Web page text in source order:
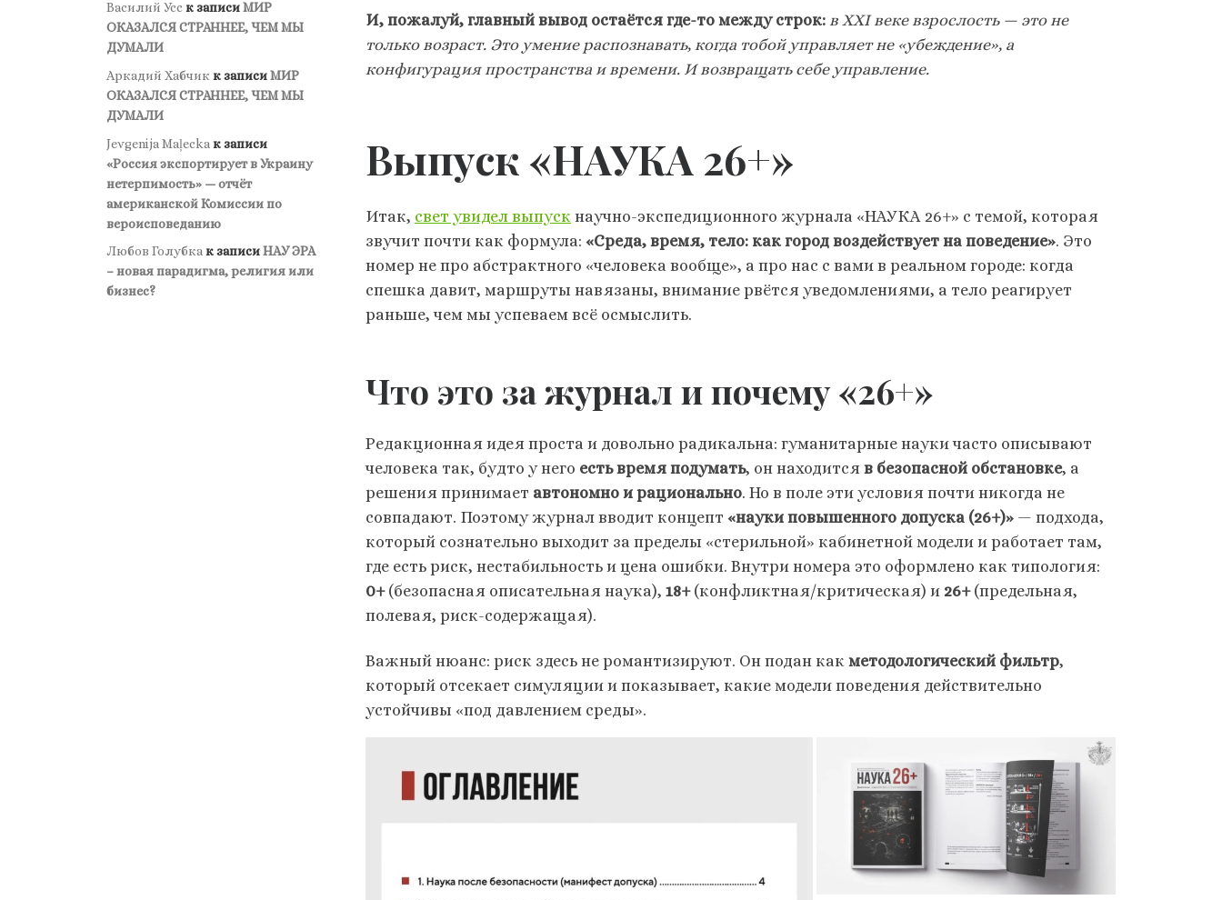
И, пожалуй, главный вывод остаётся где-то между строк: в XXI веке взрослость — это не
только возраст. Это умение распознавать, когда тобой управляет не «убеждение», а
конфигурация пространства и времени. И возвращать себе управление.
Выпуск «НАУКА 26+»
Итак, свет увидел выпуск научно-экспедиционного журнала «НАУКА 26+» с темой, которая
звучит почти как формула: «Среда, время, тело: как город воздействует на поведение». Это
номер не про абстрактного «человека вообще», а про нас с вами в реальном городе: когда
спешка давит, маршруты навязаны, внимание рвётся уведомлениями, а тело реагирует
раньше, чем мы успеваем всё осмыслить.
Что это за журнал и почему «26+»
Редакционная идея проста и довольно радикальна: гуманитарные науки часто описывают
человека так, будто у него есть время подумать, он находится в безопасной обстановке, а
решения принимает автономно и рационально. Но в поле эти условия почти никогда не
совпадают. Поэтому журнал вводит концепт «науки повышенного допуска (26+)» — подхода,
который сознательно выходит за пределы «стерильной» кабинетной модели и работает там,
где есть риск, нестабильность и цена ошибки. Внутри номера это оформлено как типология:
0+(безопасная описательная наука), 18+(конфликтная/критическая) и 26+(предельная,
полевая, риск-содержащая).
Важный нюанс: риск здесь не романтизируют. Он подан как методологический фильтр,
который отсекает симуляции и показывает, какие модели поведения действительно
устойчивы «под давлением среды».
Василий Усс к записиМИР
ОКАЗАЛСЯ СТРАННЕЕ, ЧЕМ МЫ
ДУМАЛИ
Аркадий Хабчик к записиМИР
ОКАЗАЛСЯ СТРАННЕЕ, ЧЕМ МЫ
ДУМАЛИ
Jevgenija Maļecka к записи
«Россия экспортирует в Украину
нетерпимость» — отчёт
американской Комиссии по
вероисповеданию
Любов Голубкак записиНАУ ЭРА
– новая парадигма, религия или
бизнес?